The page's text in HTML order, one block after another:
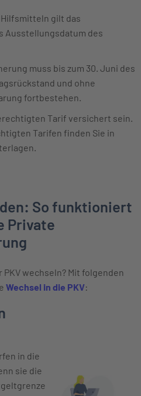
gilt das
Ausstellungsdatum des
muss bis zum 30. Juni des
und ohne
fortbestehen.
Tarif versichert sein.
Tarifen finden Sie in
So funktioniert
Private
PKV wechseln? Mit folgenden
Wechsel in die PKV:
mit zeitlichem
in die
sie die